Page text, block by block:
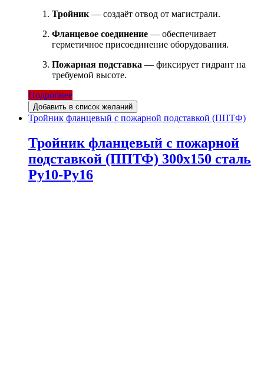
Тройник — создаёт отвод от магистрали.
Фланцевое соединение — обеспечивает
герметичное присоединение оборудования.
Пожарная подставка — фиксирует гидрант на
требуемой высоте.
Подробнее
Добавить в список желаний
Тройник фланцевый с пожарной подставкой (ППТФ)
Тройник фланцевый с пожарной
подставкой (ППТФ) 300х150 сталь
Ру10-Ру16